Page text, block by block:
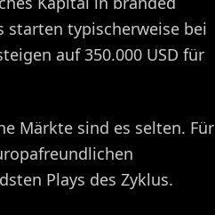
starten typischerweise bei
auf 350.000 USD für
Märkte sind es selten. Für
Plays des Zyklus.